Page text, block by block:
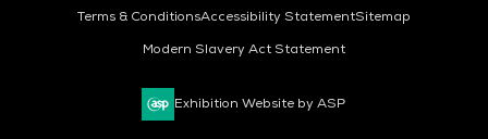
Terms & ConditionsAccessibility StatementSitemap
Modern Slavery Act Statement
Exhibition Website by ASP